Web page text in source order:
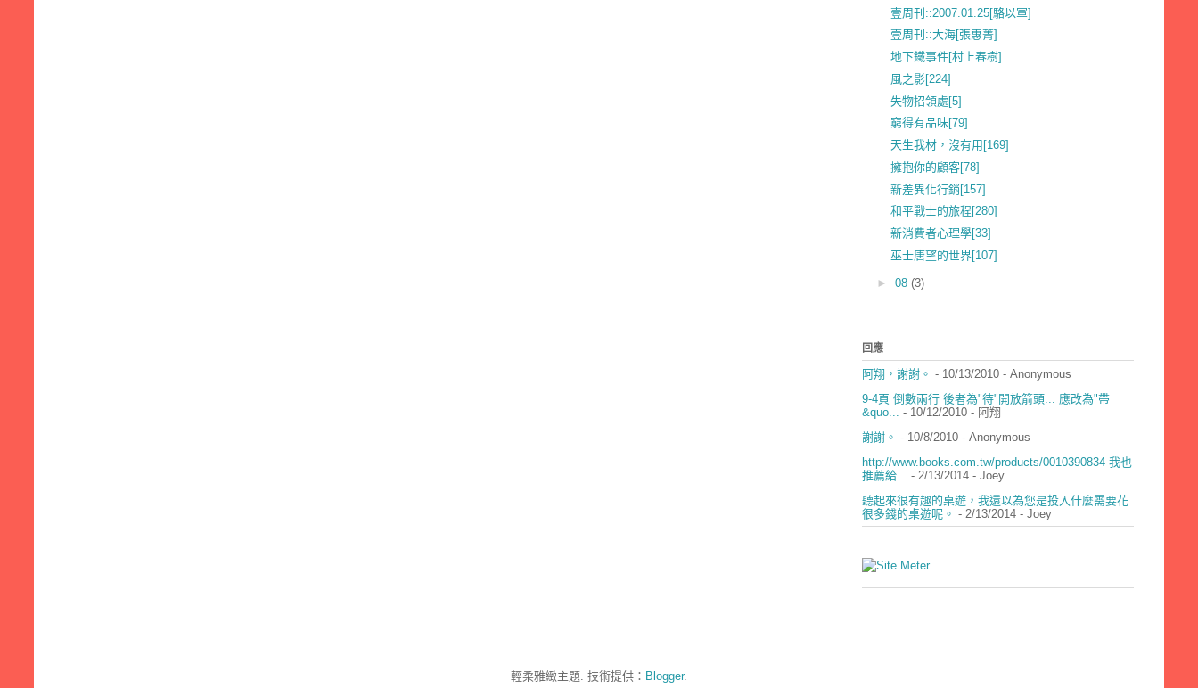
壹周刊::2007.01.25[駱以軍]
壹周刊::大海[張惠菁]
地下鐵事件[村上春樹]
風之影[224]
失物招領處[5]
窮得有品味[79]
天生我材，沒有用[169]
擁抱你的顧客[78]
新差異化行銷[157]
和平戰士的旅程[280]
新消費者心理學[33]
巫士唐望的世界[107]
► 08 (3)
回應
阿翔，謝謝。 - 10/13/2010 - Anonymous
9-4頁 倒數兩行 後者為"待"開放箭頭... 應改為"帶
&quo...
- 10/12/2010 - 阿翔
謝謝。 - 10/8/2010 - Anonymous
http://www.books.com.tw/products/0010390834 我也
推薦給...
- 2/13/2014 - Joey
聽起來很有趣的桌遊，我還以為您是投入什麼需要花
很多錢的桌遊呢。 - 2/13/2014 - Joey
輕柔雅緻主題. 技術提供： Blogger.